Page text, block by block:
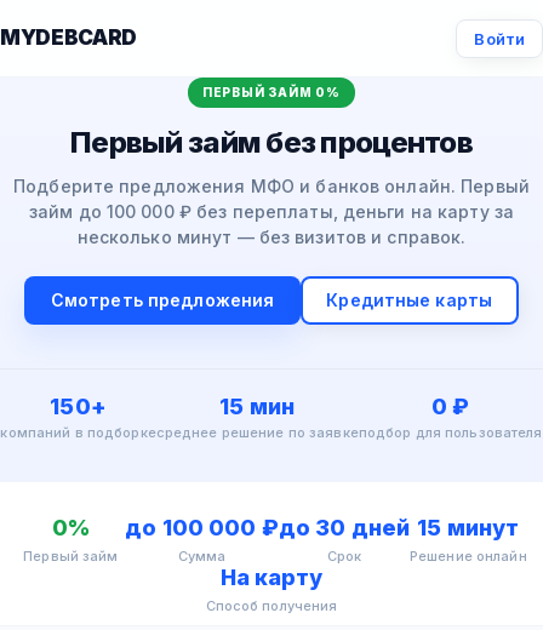
MYDEBCARD Войти
ПЕРВЫЙ ЗАЙМ 0%
Первый займ без процентов
Подберите предложения МФО и банков онлайн. Первый
займ до 100 000 ₽ без переплаты, деньги на карту за
несколько минут — без визитов и справок.
Смотреть предложения Кредитные карты
150+
компаний в подборке
15 мин
среднее решение по заявке
0 ₽
подбор для пользователя
0%
Первый займ
до 100 000 ₽
Сумма
до 30 дней
Срок
15 минут
Решение онлайн
На карту
Способ получения